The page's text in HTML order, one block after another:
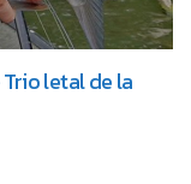
Trio letal de la